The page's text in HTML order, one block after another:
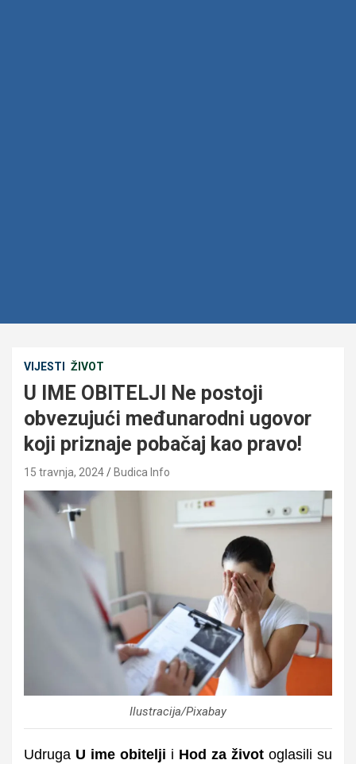
VIJESTI ŽIVOT
U IME OBITELJI Ne postoji
obvezujući međunarodni ugovor
koji priznaje pobačaj kao pravo!
15 travnja, 2024 Budica Info
Ilustracija/Pixabay
Udruga U ime obitelji i Hod za život oglasili su